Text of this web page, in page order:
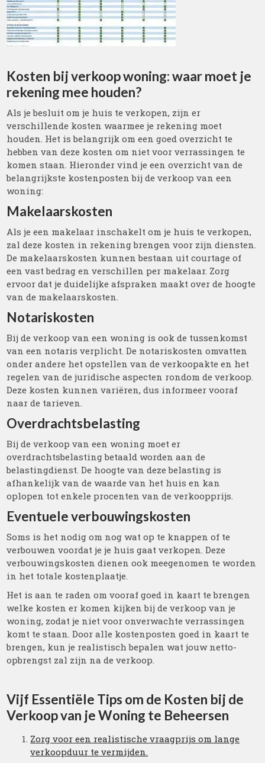
Kosten bij verkoop woning: waar moet je
rekening mee houden?
Als je besluit om je huis te verkopen, zijn er
verschillende kosten waarmee je rekening moet
houden. Het is belangrijk om een goed overzicht te
hebben van deze kosten om niet voor verrassingen te
komen staan. Hieronder vind je een overzicht van de
belangrijkste kostenposten bij de verkoop van een
woning:
Makelaarskosten
Als je een makelaar inschakelt om je huis te verkopen,
zal deze kosten in rekening brengen voor zijn diensten.
De makelaarskosten kunnen bestaan uit courtage of
een vast bedrag en verschillen per makelaar. Zorg
ervoor dat je duidelijke afspraken maakt over de hoogte
van de makelaarskosten.
Notariskosten
Bij de verkoop van een woning is ook de tussenkomst
van een notaris verplicht. De notariskosten omvatten
onder andere het opstellen van de verkoopakte en het
regelen van de juridische aspecten rondom de verkoop.
Deze kosten kunnen variëren, dus informeer vooraf
naar de tarieven.
Overdrachtsbelasting
Bij de verkoop van een woning moet er
overdrachtsbelasting betaald worden aan de
belastingdienst. De hoogte van deze belasting is
afhankelijk van de waarde van het huis en kan
oplopen tot enkele procenten van de verkoopprijs.
Eventuele verbouwingskosten
Soms is het nodig om nog wat op te knappen of te
verbouwen voordat je je huis gaat verkopen. Deze
verbouwingskosten dienen ook meegenomen te worden
in het totale kostenplaatje.
Het is aan te raden om vooraf goed in kaart te brengen
welke kosten er komen kijken bij de verkoop van je
woning, zodat je niet voor onverwachte verrassingen
komt te staan. Door alle kostenposten goed in kaart te
brengen, kun je realistisch bepalen wat jouw netto-
opbrengst zal zijn na de verkoop.
Vijf Essentiële Tips om de Kosten bij de
Verkoop van je Woning te Beheersen
Zorg voor een realistische vraagprijs om lange
verkoopduur te vermijden.